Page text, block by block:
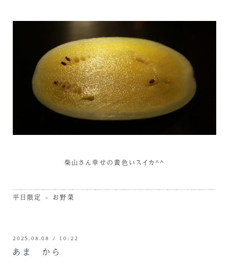
柴山さん幸せの黄色いスイカ^^
平日限定 - お野菜
2025.08.08 / 10:22
あま から